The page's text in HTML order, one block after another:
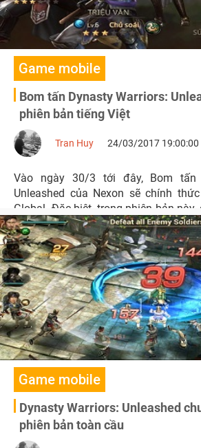
Game mobile
Bom tấn Dynasty Warriors:
phiên bản tiếng Việt
Tran Huy 24/03/2017 19:00:00
Vào ngày 30/3 tới đây, Bom tấn
Unleashed của Nexon sẽ chính
Global. Đặc biệt, trong phiên bản này,
được Nexon ưu ái khi có thể chơi với
bằng tiếng Việt.
Game mobile
Dynasty Warriors: Unleashed
phiên bản toàn cầu